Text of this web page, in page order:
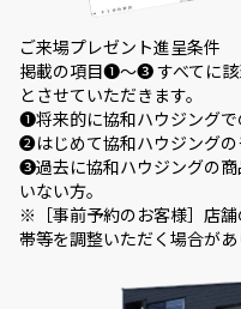
ご来場プレゼント進呈条件
掲載の項目❶～❸ すべてに
とさせていただきます。
❶将来的に協和ハウジングで
❷はじめて協和ハウジングの
❸過去に協和ハウジングの
いない方。
※［事前予約のお客様］店
帯等を調整いただく場合があ